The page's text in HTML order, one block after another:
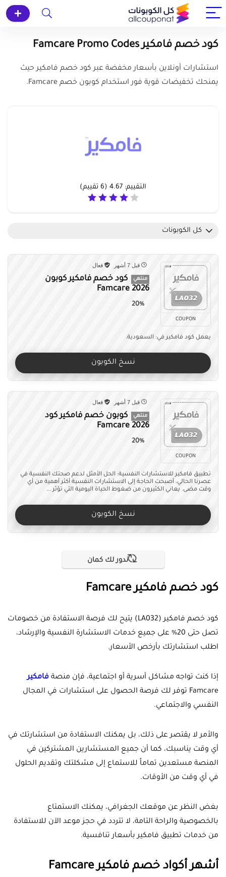
كود خصم فامكير Famcare Promo Codes
استشارات أونلاين بأسعار مخفضة عبر كود خصم فامكير حيث
يمنحك تخفيضات قوية فور استخدام كوبون خصم Famcare.
التقييم: 4.67
(
6 تقييم)
كل الكوبونات
COUPON
قبل 7 أشهر فعال
منتهي
كود خصم فامكير كوبون
Famcare 2026
20%
يعمل كود فامكير في: السعودية.
نسخ الكوبون
COUPON
قبل 7 أشهر فعال
منتهي
كوبون خصم فامكير كود
Famcare 2026
20%
تطبيق فامكير للاستشارات النفسية: الحل الأمثل لدعم صحتك النفسية في
عصرنا الحالي، أصبحت الحاجة إلى الاستشارات النفسية أكثر أهمية من أي
وقت مضى. يعاني الكثيرون من ضغوط الحياة اليومية التي تؤثر ...
نسخ الكوبون
ندور لك كمان
كود خصم فامكير Famcare
كود خصم فامكير (LA032) يتيح لك فرصة الاستفادة من خصومات
تصل حتى 20% على جميع خدمات الاستشارة النفسية والإرشاد،
اطلب استشارتك بأرخص الأسعار.
إذا كنت تواجه مشاكل أسرية أو اجتماعية، فإن منصة فامكير
Famcare توفر لك فرصة الحصول على استشارات في المجال
النفسي والاجتماعي.
والأمر لا يقتصر على ذلك، بل يمكنك الاستفادة من استشارتك في
أي وقت يناسبك، كما أن جميع المستشارين المشتركين في
المنصة مستعدين تماماً للاستماع إلى مشكلتك وتقديم الحلول
في أي وقت من الأوقات.
بغض النظر عن موقعك الجغرافي، يمكنك الاستمتاع
بالخصوصية والراحة التامة، لا تتردد في حجز موعد الآن للاستفادة
من خدمات تطبيق فامكير بأسعار تنافسية.
أشهر أكواد خصم فامكير Famcare